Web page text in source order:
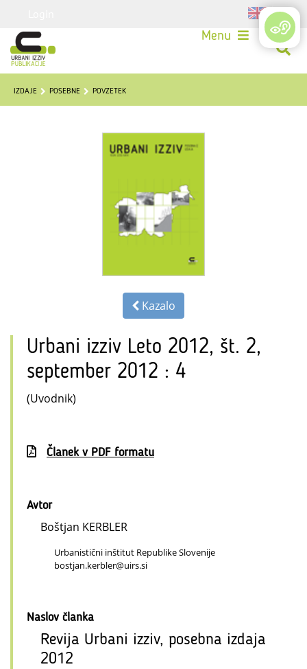
Menu
IZDAJE POSEBNE POVZETEK
Kazalo
Urbani izziv Leto 2012, št. 2,
september 2012 : 4
(Uvodnik)
Članek v PDF formatu
Avtor
Boštjan KERBLER
Urbanistični inštitut Republike Slovenije
bostjan.kerbler@uirs.si
Naslov članka
Revija Urbani izziv, posebna izdaja
2012